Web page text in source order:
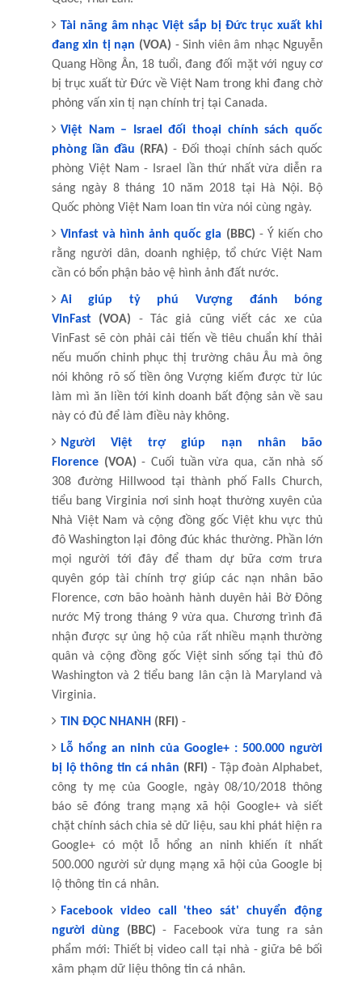
Tài năng âm nhạc Việt sắp bị Đức trục xuất khi
đang xin tị nạn (VOA) - Sinh viên âm nhạc Nguyễn
Quang Hồng Ân, 18 tuổi, đang đối mặt với nguy cơ
bị trục xuất từ Đức về Việt Nam trong khi đang chờ
phỏng vấn xin tị nạn chính trị tại Canada.
Việt Nam – Israel đối thoại chính sách quốc
phòng lần đầu (RFA) - Đối thoại chính sách quốc
phòng Việt Nam - Israel lần thứ nhất vừa diễn ra
sáng ngày 8 tháng 10 năm 2018 tại Hà Nội. Bộ
Quốc phòng Việt Nam loan tin vừa nói cùng ngày.
Vinfast và hình ảnh quốc gia (BBC) - Ý kiến cho
rằng người dân, doanh nghiệp, tổ chức Việt Nam
cần có bổn phận bảo vệ hình ảnh đất nước.
Ai giúp tỷ phú Vượng đánh bóng
VinFast(VOA) - Tác giả cũng viết các xe của
VinFast sẽ còn phải cải tiến về tiêu chuẩn khí thải
nếu muốn chinh phục thị trường châu Âu mà ông
nói không rõ số tiền ông Vượng kiếm được từ lúc
làm mì ăn liền tới kinh doanh bất động sản về sau
này có đủ để làm điều này không.
Người Việt trợ giúp nạn nhân bão
Florence(VOA) - Cuối tuần vừa qua, căn nhà số
308 đường Hillwood tại thành phố Falls Church,
tiểu bang Virginia nơi sinh hoạt thường xuyên của
Nhà Việt Nam và cộng đồng gốc Việt khu vực thủ
đô Washington lại đông đúc khác thường. Phần lớn
mọi người tới đây để tham dự bữa cơm trưa
quyên góp tài chính trợ giúp các nạn nhân bão
Florence, cơn bão hoành hành duyên hải Bờ Đông
nước Mỹ trong tháng 9 vừa qua. Chương trình đã
nhận được sự ủng hộ của rất nhiều mạnh thường
quân và cộng đồng gốc Việt sinh sống tại thủ đô
Washington và 2 tiểu bang lân cận là Maryland và
Virginia.
TIN ĐỌC NHANH (RFI) -
Lỗ hổng an ninh của Google+ : 500.000 người
bị lộ thông tin cá nhân (RFI) - Tập đoàn Alphabet,
công ty mẹ của Google, ngày 08/10/2018 thông
báo sẽ đóng trang mạng xã hội Google+ và siết
chặt chính sách chia sẻ dữ liệu, sau khi phát hiện ra
Google+ có một lỗ hổng an ninh khiến ít nhất
500.000 người sử dụng mạng xã hội của Google bị
lộ thông tin cá nhân.
Facebook video call 'theo sát' chuyển động
người dùng (BBC) - Facebook vừa tung ra sản
phẩm mới: Thiết bị video call tại nhà - giữa bê bối
xâm phạm dữ liệu thông tin cá nhân.